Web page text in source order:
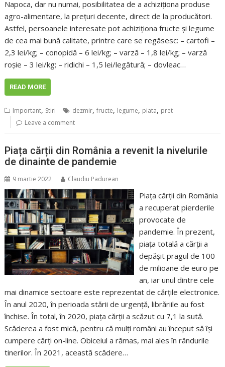
Napoca, dar nu numai, posibilitatea de a achiziționa produse
agro-alimentare, la prețuri decente, direct de la producători.
Astfel, persoanele interesate pot achiziționa fructe și legume
de cea mai bună calitate, printre care se regăsesc: – cartofi –
2,3 lei/kg; – conopidă – 6 lei/kg; – varză – 1,8 lei/kg; – varză
roșie – 3 lei/kg; – ridichi – 1,5 lei/legătură; – dovleac…
READ MORE
Important, Stiri dezmir,fructe, legume, piata, pret
Leave a comment
Piața cărții din România a revenit la nivelurile
de dinainte de pandemie
9 martie 2022 Claudiu Padurean
Piața cărții din România
a recuperat pierderile
provocate de
pandemie. În prezent,
piața totală a cărții a
depășit pragul de 100
de milioane de euro pe
an, iar unul dintre cele
mai dinamice sectoare este reprezentat de cărțile electronice.
În anul 2020, în perioada stării de urgență, librăriile au fost
închise. În total, în 2020, piața cărții a scăzut cu 7,1 la sută.
Scăderea a fost mică, pentru că mulți români au început să își
cumpere cărți on-line. Obiceiul a rămas, mai ales în rândurile
tinerilor. În 2021, această scădere…